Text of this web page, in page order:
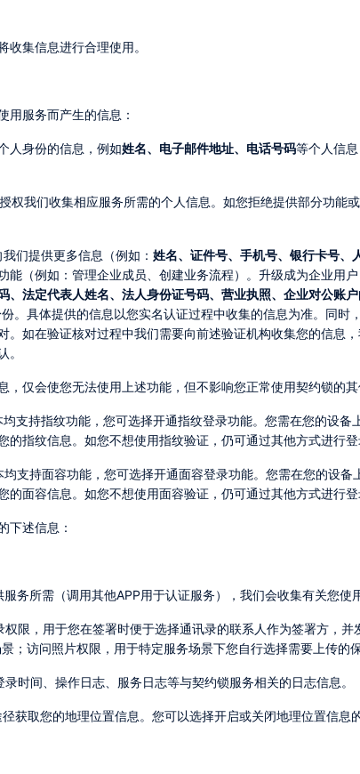
收集信息进行合理使用。
用服务而产生的信息：
人身份的信息，例如姓名、电子邮件地址、电话号码等个人信
我们提供更多信息（例如： 姓名、证件号、手机号、银行卡号、
（例如：管理企业成员、创建业务流程）。升级成为企业用
、法定代表人姓名、法人身份证号码、营业执照、企业对公账
。具体提供的信息以您实名认证过程中收集的信息为准。同时
如在验证核对过程中我们需要向前述验证机构收集您的信息
，仅会使您无法使用上述功能，但不影响您正常使用契约锁的其
指纹信息。如您不想使用指纹验证，仍可通过其他方式进行登
面容信息。如您不想使用面容验证，仍可通过其他方式进行登
下述信息：
服务所需（调用其他APP用于认证服务），我们会收集有关您使
访问照片权限，用于特定服务场景下您自行选择需要上传的
录时间、操作日志、服务日志等与契约锁服务相关的日志信息。